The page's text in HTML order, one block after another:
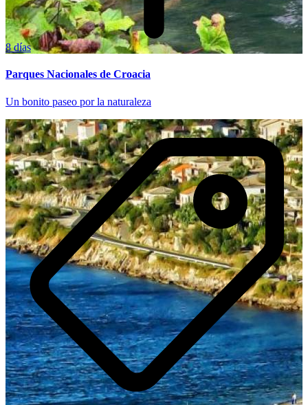
8 días
Parques Nacionales de Croacia
Un bonito paseo por la naturaleza